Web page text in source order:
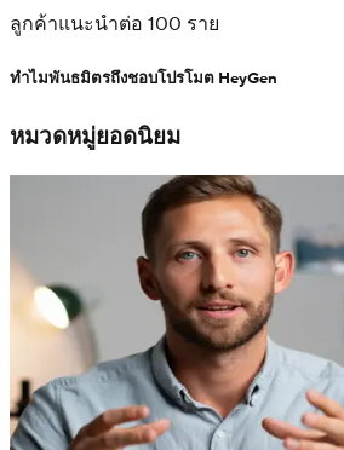
ลูกค้าแนะนำต่อ 100 ราย
ทำไมพันธมิตรถึงชอบโปรโมต HeyGen
หมวดหมู่ยอดนิยม